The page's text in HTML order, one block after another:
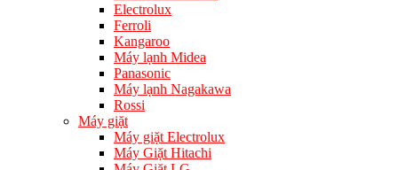
Electrolux
Ferroli
Kangaroo
Máy lạnh Midea
Panasonic
Máy lạnh Nagakawa
Rossi
Máy giặt
Máy giặt Electrolux
Máy Giặt Hitachi